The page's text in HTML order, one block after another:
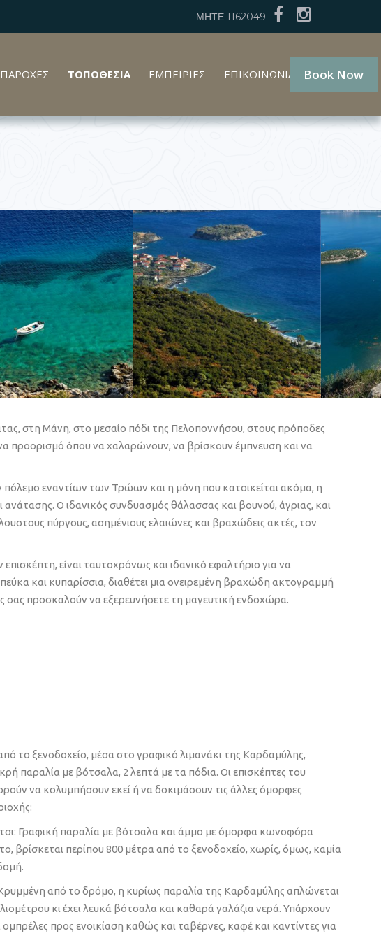
ΜΗΤΕ 1162049
ΠΑΡΟΧΕΣ ΤΟΠΟΘΕΣΙΑ ΕΜΠΕΙΡΙΕΣ ΕΠΙΚΟΙΝΩΝΙΑ GR EN
Book Now
στη Μάνη, στο μεσαίο πόδι της Πελοποννήσου, στους πρόποδες
προορισμό όπου να χαλαρώνουν, να βρίσκουν έμπνευση και να
πόλεμο εναντίων των Τρώων και η μόνη που κατοικείται ακόμα, η
Ο ιδανικός συνδυασμός θάλασσας και βουνού, άγριας, και
πύργους, ασημένιους ελαιώνες και βραχώδεις ακτές, τον
είναι ταυτοχρόνως και ιδανικό εφαλτήριο για να
και κυπαρίσσια, διαθέτει μια ονειρεμένη βραχώδη ακτoγραμμή
σας προσκαλούν να εξερευνήσετε τη μαγευτική ενδοχώρα.
το ξενοδοχείο, μέσα στο γραφικό λιμανάκι της Καρδαμύλης,
παραλία με βότσαλα, 2 λεπτά με τα πόδια. Οι επισκέπτες του
να κολυμπήσουν εκεί ή να δοκιμάσουν τις άλλες όμορφες
Γραφική παραλία με βότσαλα και άμμο με όμορφα κωνοφόρα
βρίσκεται περίπου 800 μέτρα από το ξενοδοχείο, χωρίς, όμως, καμία
από το δρόμο, η κυρίως παραλία της Καρδαμύλης απλώνεται
κι έχει λευκά βότσαλα και καθαρά γαλάζια νερά. Υπάρχουν
προς ενοικίαση καθώς και ταβέρνες, καφέ και καντίντες για